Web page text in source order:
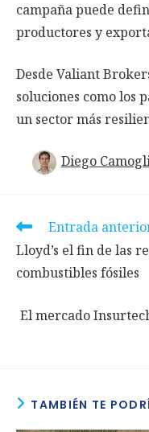
campaña puede
productores y
Desde Valiant
soluciones como los
un sector más
Diego
Leer
artículos
Entrada
Lloyd’s el fin de las
combustibles fósiles
El mercado
TAMBIÉN TE